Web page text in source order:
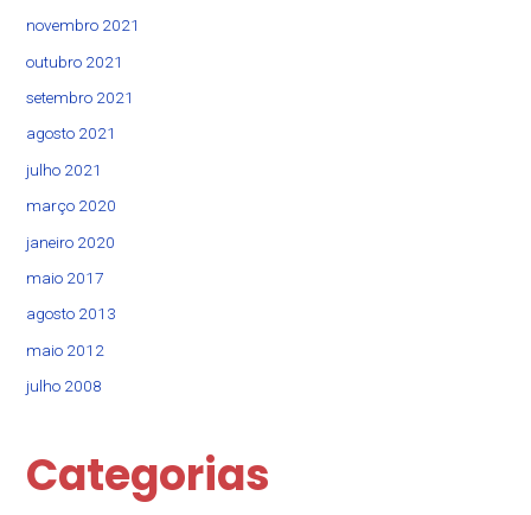
novembro 2021
outubro 2021
setembro 2021
agosto 2021
julho 2021
março 2020
janeiro 2020
maio 2017
agosto 2013
maio 2012
julho 2008
Categorias